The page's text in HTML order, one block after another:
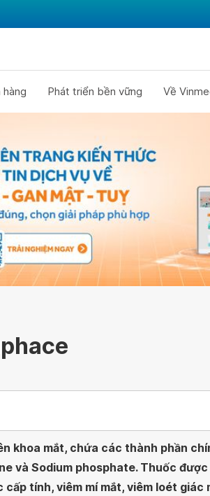
hàng Phát triển bền vững Về
khoa mắt, chứa các thành phần
và Sodium phosphate. Thuốc
cấp tính, viêm mí mắt, viêm loét giác